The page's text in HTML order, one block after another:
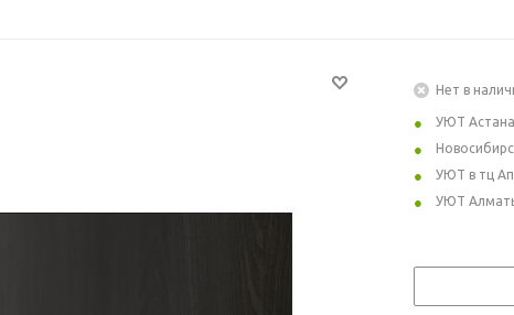
Нет в
УЮТ Астана
УЮТ в тц
УЮТ